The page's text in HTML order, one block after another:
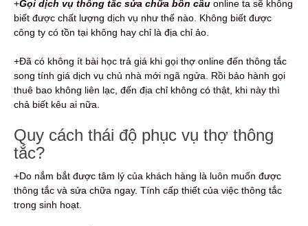
+Gọi dịch vụ thông tắc sửa chữa bồn cầu online ta sẽ không
biết được chất lượng dịch vụ như thế nào. Không biết được
công ty có tồn tại không hay chỉ là địa chỉ ảo.
+Đã có không ít bài học trả giá khi gọi thợ online đến thông tắc
song tính giá dịch vụ chủ nhà mới ngã ngửa. Rồi bảo hành gọi
thuê bao không liên lạc, đến địa chỉ không có thật, khi này thì
chả biết kêu ai nữa.
Quy cách thái độ phục vụ thợ thông
tắc?
+Do nắm bắt được tâm lý của khách hàng là luôn muốn được
thông tắc và sửa chữa ngay. Tính cấp thiết của việc thông tắc
trong sinh hoạt.